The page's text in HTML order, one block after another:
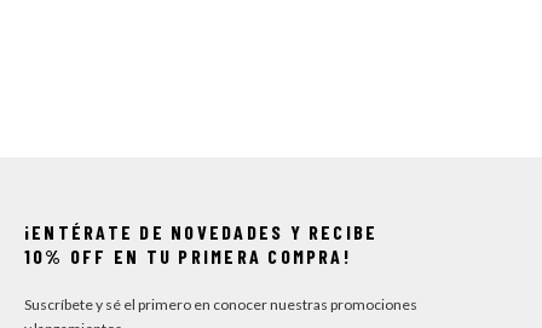
¡ENTÉRATE DE NOVEDADES Y RECIBE
10% OFF EN TU PRIMERA COMPRA!
Suscríbete y sé el primero en conocer nuestras promociones